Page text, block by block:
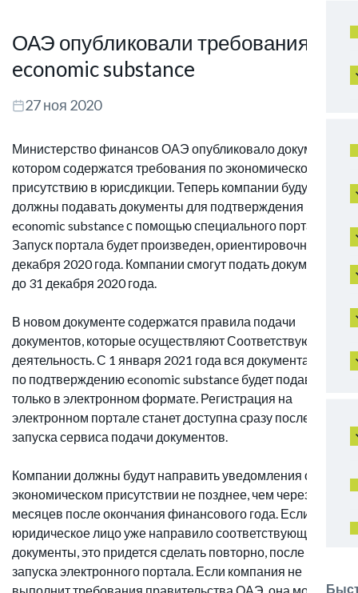
ОАЭ опубликовали требования по
economic substance
27 ноя 2020
Министерство финансов ОАЭ опубликовало документ, в
котором содержатся требования по экономическому
присутствию в юрисдикции. Теперь компании будут
должны подавать документы для подтверждения
economic substance с помощью специального портала.
Запуск портала будет произведен, ориентировочно, до 7
декабря 2020 года. Компании смогут подать документы
до 31 декабря 2020 года.
В новом документе содержатся правила подачи
документов, которые осуществляют Соответствующую
деятельность. С 1 января 2021 года вся документация
по подтверждению economic substance будет подаваться
только в электронном формате. Регистрация на
электронном портале станет доступна сразу после
запуска сервиса подачи документов.
Компании должны будут направить уведомления об
экономическом присутствии не позднее, чем через 6
месяцев после окончания финансового года. Если
юридическое лицо уже направило соответствующие
документы, это придется сделать повторно, после
запуска электронного портала. Если компания не